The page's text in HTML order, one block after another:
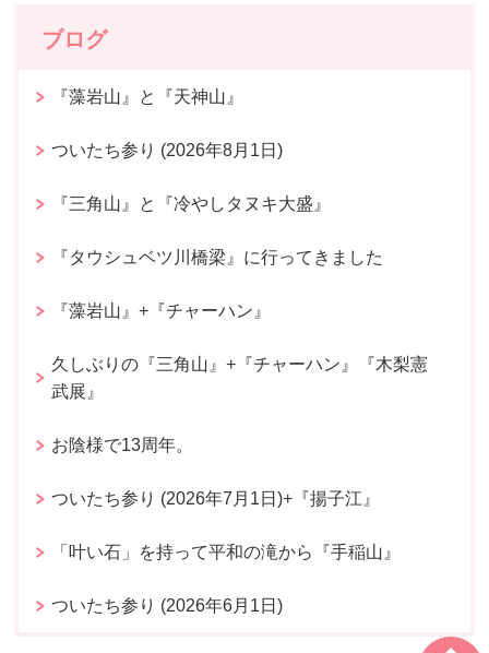
ブログ
『藻岩山』と『天神山』
ついたち参り (2026年8月1日)
『三角山』と『冷やしタヌキ大盛』
『タウシュベツ川橋梁』に行ってきました
『藻岩山』+『チャーハン』
久しぶりの『三角山』+『チャーハン』『木梨憲
武展』
お陰様で13周年。
ついたち参り (2026年7月1日)+『揚子江』
「叶い石」を持って平和の滝から『手稲山』
ついたち参り (2026年6月1日)